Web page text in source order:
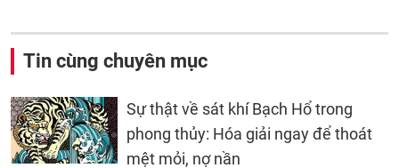
Tin cùng chuyên mục
Sự thật về sát khí Bạch Hổ trong
phong thủy: Hóa giải ngay để thoát
mệt mỏi, nợ nần